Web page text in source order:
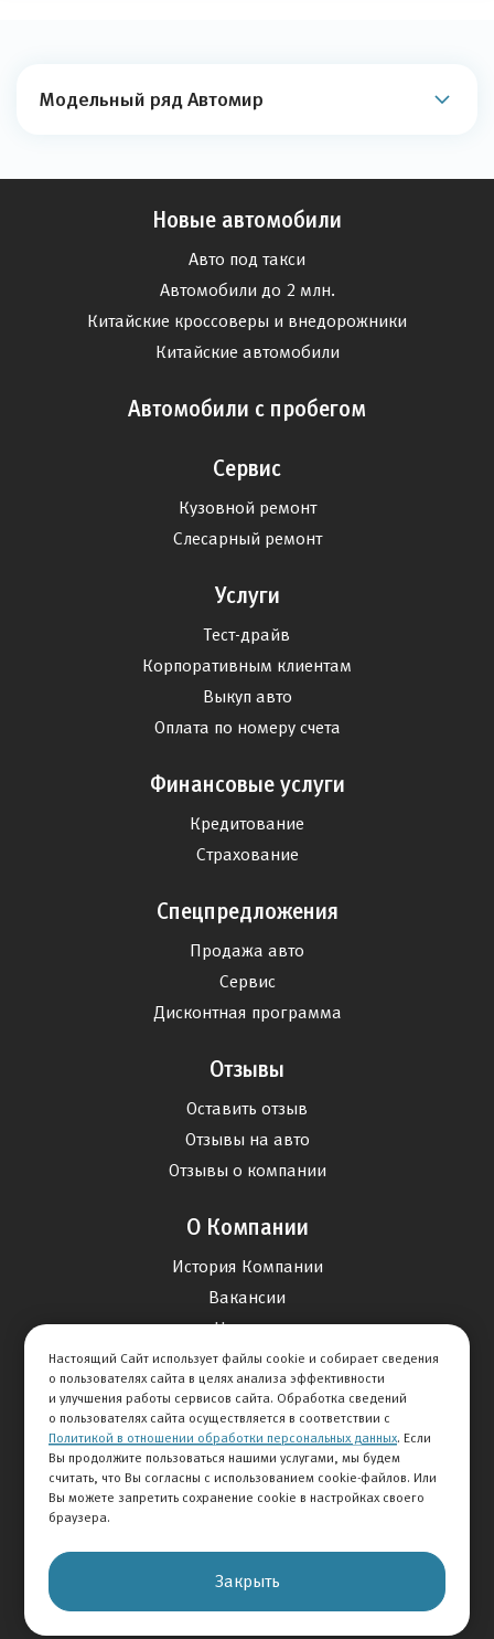
Модельный ряд Автомир
© 2026 АВТОМИР
Новые автомобили
Авто под такси
Автомобили до 2 млн.
Китайские кроссоверы и внедорожники
Китайские автомобили
Автомобили с пробегом
Сервис
Кузовной ремонт
Слесарный ремонт
Услуги
Тест-драйв
Корпоративным клиентам
Выкуп авто
Оплата по номеру счета
Финансовые услуги
Кредитование
Страхование
Спецпредложения
Продажа авто
Сервис
Дисконтная программа
Отзывы
Оставить отзыв
Отзывы на авто
Отзывы о компании
О Компании
История Компании
Вакансии
Новости
Карта сайта
Контакты
+7 495 234-33-66
Настоящий Сайт использует файлы cookie и собирает сведения
о пользователях сайта в целях анализа эффективности
и улучшения работы сервисов сайта. Обработка сведений
о пользователях сайта осуществляется в соответствии с
Политикой в отношении обработки персональных данных. Если
Вы продолжите пользоваться нашими услугами, мы будем
считать, что Вы согласны с использованием cookie-файлов. Или
Вы можете запретить сохранение cookie в настройках своего
браузера.
Закрыть